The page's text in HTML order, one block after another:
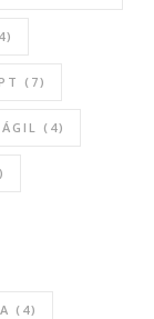
(7)
(4)
(4)